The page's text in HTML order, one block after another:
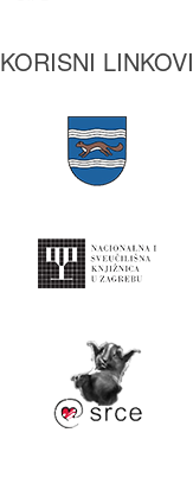
KORISNI LINKOVI